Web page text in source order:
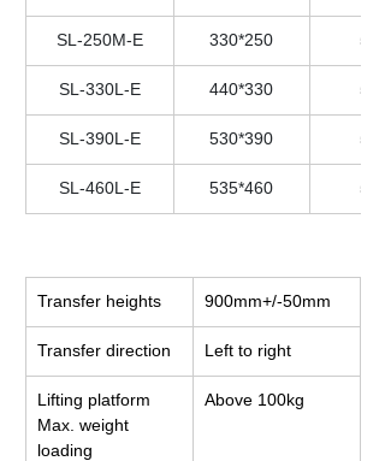
SL-250M-E 330*250
SL-330L-E 440*330
SL-390L-E 530*390
SL-460L-E 535*460
Transfer heights 900mm+/-50mm
Transfer direction Left to right
Lifting platform
Max. weight
loading
Above 100kg